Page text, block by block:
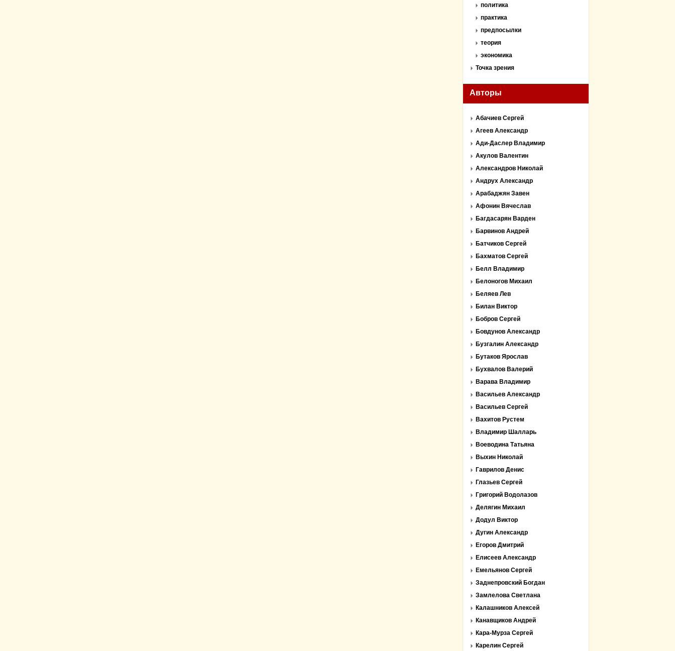
политика
практика
предпосылки
теория
экономика
Точка зрения
Авторы
Абачиев Сергей
Агеев Александр
Ади-Даслер Владимир
Акулов Валентин
Александров Николай
Андрух Александр
Арабаджян Завен
Афонин Вячеслав
Багдасарян Варден
Барвинов Андрей
Батчиков Сергей
Бахматов Сергей
Белл Владимир
Белоногов Михаил
Беляев Лев
Билан Виктор
Бобров Сергей
Бовдунов Александр
Бузгалин Александр
Бутаков Ярослав
Бухвалов Валерий
Варава Владимир
Васильев Александр
Васильев Сергей
Вахитов Рустем
Владимир Шалларь
Воеводина Татьяна
Выхин Николай
Гаврилов Денис
Глазьев Сергей
Григорий Водолазов
Делягин Михаил
Додул Виктор
Дугин Александр
Егоров Дмитрий
Елисеев Александр
Емельянов Сергей
Заднепровский Богдан
Замлелова Светлана
Калашников Алексей
Канавщиков Андрей
Кара-Мурза Сергей
Карелин Сергей